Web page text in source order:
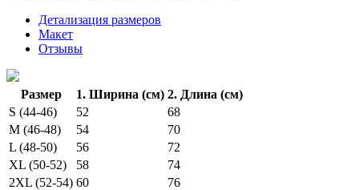
Детализация размеров
Макет
Отзывы
Размер 1. Ширина (см) 2. Длина (см)
S (44-46)
52
68
M (46-48)
54
70
L (48-50)
56
72
XL (50-52)
58
74
2XL (52-54) 60
76